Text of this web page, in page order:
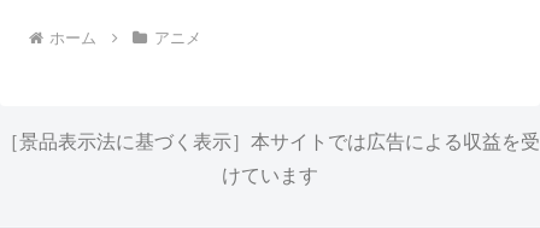
ホーム アニメ
［景品表示法に基づく表示］本サイトでは広告による収益を受
けています